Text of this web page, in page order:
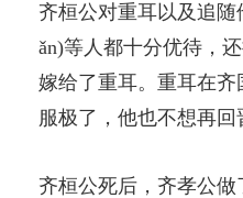
齐桓公对重耳以及追
ǎn)等人都十分优待，
嫁给了重耳。重耳在
服极了，他也不想再回
齐桓公死后，齐孝公